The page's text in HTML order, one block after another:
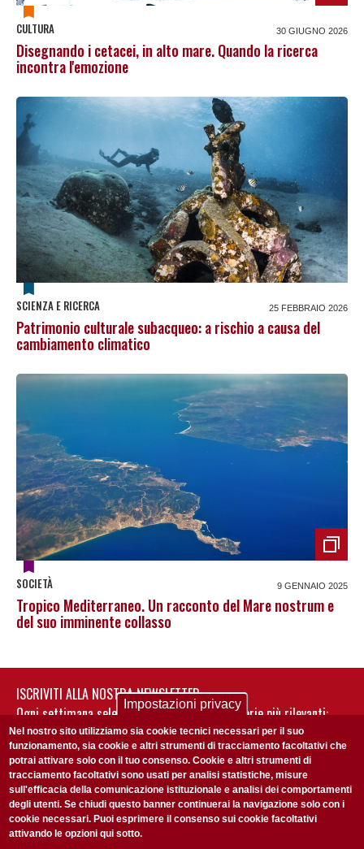
CULTURA 30 GIUGNO 2026
Disegnando i cetacei, in alto mare. Quando la ricerca
incontra l'emozione
SCIENZA E RICERCA 25 FEBBRAIO 2026
Patrimonio culturale subacqueo: a rischio a causa del
cambiamento climatico
SOCIETÀ 9 GENNAIO 2025
Tropico Mediterraneo. Un racconto del Mare nostrum e
del suo imminente collasso
ISCRIVITI ALLA NOSTRA NEWSLETTER
Ogni settimana selezioniamo per te nostre storie più rilevanti:
non perderti gli aggiornamenti della nostra newsletter
Accetto laPrivacy Policy
Impostazioni privacy
Nel nostro sito utilizziamo sia cookie tecnici necessari per il suo
funzionamento, sia cookie e altri strumenti di tracciamento facoltativi che
potrai attivare solo con il tuo consenso. Cookie e altri strumenti di
tracciamento facoltativi sono usati per analisi statistiche, misure
sull'efficacia della comunicazione istituzionale e analisi dei comportamenti
degli utenti. Se chiudi questo banner continuerai la navigazione solo con i
cookie necessari. Puoi esprimere il consenso sui cookie facoltativi
attivando le opzioni qui sotto.